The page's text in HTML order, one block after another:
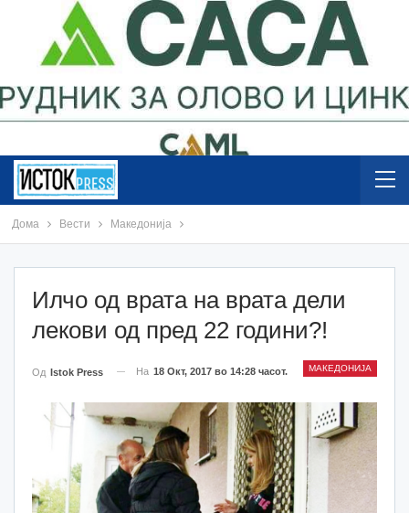
Дома Вести Македонија
Илчо од врата на врата дели
лекови од пред 22 години?!
МАКЕДОНИЈА
Од Istok Press На 18 Окт, 2017 во 14:28 часот.